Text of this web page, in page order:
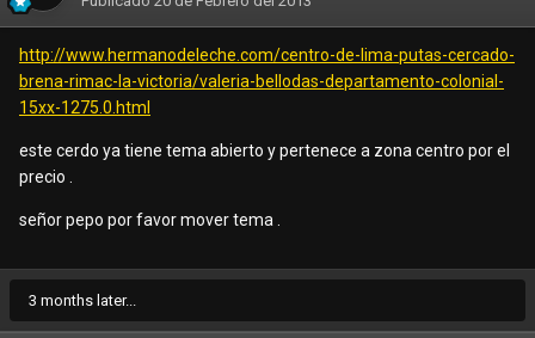
http://www.hermanodeleche.com/centro-de-lima-putas-cercado-
brena-rimac-la-victoria/valeria-bellodas-departamento-colonial-
15xx-1275.0.html
este cerdo ya tiene tema abierto y pertenece a zona centro por el
precio .
señor pepo por favor mover tema .
3 months later...